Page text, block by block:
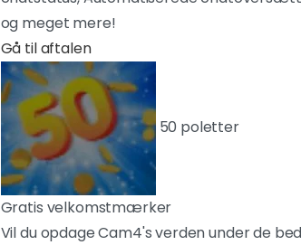
og meget mere!
Gå til aftalen
50 poletter
Gratis velkomstmærker
Vil du opdage Cam4's verden under de